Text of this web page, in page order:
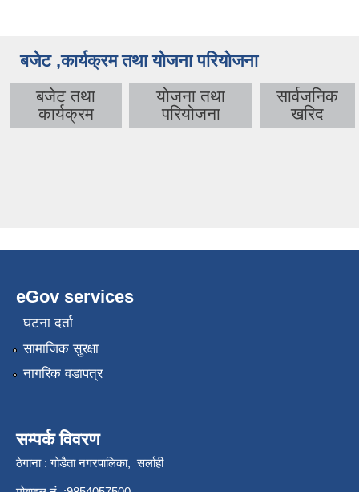
बजेट ,कार्यक्रम तथा योजना परियोजना
बजेट तथा
कार्यक्रम
योजना तथा
परियोजना
सार्वजनिक
खरिद
eGov services
घटना दर्ता
सामाजिक सुरक्षा
नागरिक वडापत्र
सम्पर्क विवरण
ठेगाना : गोडैता नगरपालिका, सर्लाही